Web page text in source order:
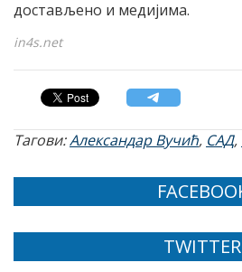
достављено и медијима.
in4s.net
Тагови:Александар Вучић, САД,
TWITTER